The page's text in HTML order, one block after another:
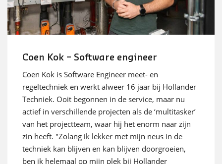
Coen Kok – Software engineer
Coen Kok is Software Engineer meet- en
regeltechniek en werkt alweer 16 jaar bij Hollander
Techniek. Ooit begonnen in de service, maar nu
actief in verschillende projecten als de ‘multitasker’
van het projectteam, waar hij het enorm naar zijn
zin heeft. "Zolang ik lekker met mijn neus in de
techniek kan blijven en kan blijven doorgroeien,
ben ik helemaal op mijn plek bij Hollander